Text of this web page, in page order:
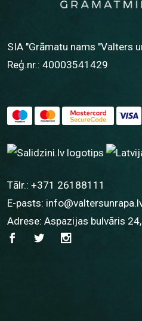
SIA "Grāmatu nams "Valters
Reģ.nr.: 40003541429
Tālr.: +371 26188111
E-pasts:
Adrese: Aspazijas bulvāris